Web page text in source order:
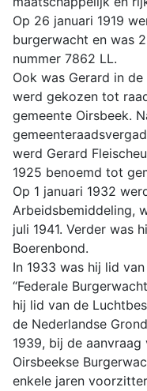
Op 26 januari 1919
burgerwacht en was
nummer 7862 LL.
Ook was Gerard in
werd gekozen tot
gemeente Oirsbeek.
werd Gerard
1925 benoemd tot
Op 1 januari 1932
Arbeidsbemiddeling,
juli 1941. Verder was
Boerenbond.
In 1933 was hij lid
“Federale
hij lid van de
de Nederlandse
1939, bij de
Oirsbeekse
enkele jaren